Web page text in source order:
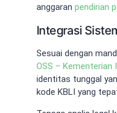
anggaran pendirian
Integrasi
Sesuai dengan
OSS – Kementerian
identitas tunggal
kode KBLI yang